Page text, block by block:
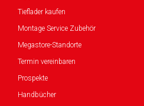
Tieflader kaufen
Montage Service Zubehör
Megastore-Standorte
Termin vereinbaren
Prospekte
Handbücher